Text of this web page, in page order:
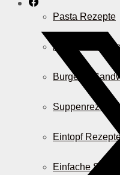
Pasta Rezepte
Auflauf
Burger &
Suppenrezepte
Eintopf
Einfache